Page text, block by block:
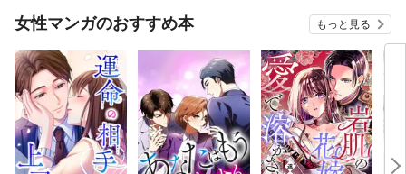
女性マンガのおすすめ本 もっと見る